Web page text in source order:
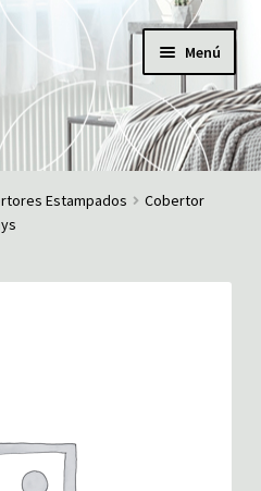
Menú
Estampados
Cobertor